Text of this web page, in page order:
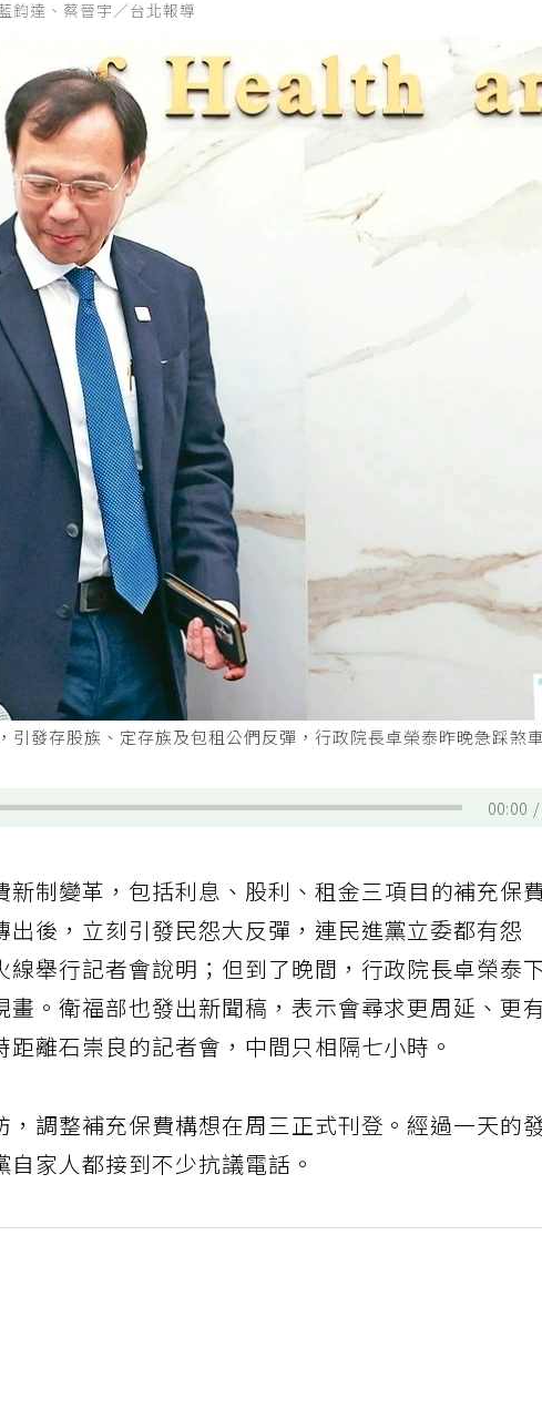
鈞達、蔡晉宇／台北報導
引發存股族、定存族及包租公們反彈，行政院長卓榮泰昨晚急踩煞
00:00
新制變革，包括利息、股利、租金三項目的補充保
後，立刻引發民怨大反彈，連民進黨立委都有怨
線舉行記者會說明；但到了晚間，行政院長卓榮泰
畫。衛福部也發出新聞稿，表示會尋求更周延、更
離石崇良的記者會，中間只相隔七小時。
，調整補充保費構想在周三正式刊登。經過一天的
家人都接到不少抗議電話。